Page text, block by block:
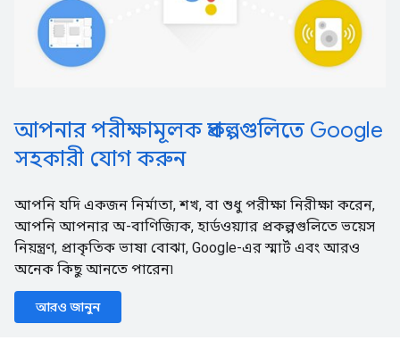
আপনার পরীক্ষামূলক প্রকল্পগুলিতে Google
সহকারী যোগ করুন
আপনি যদি একজন নির্মাতা, শখ, বা শুধু পরীক্ষা নিরীক্ষা করেন,
আপনি আপনার অ-বাণিজ্যিক, হার্ডওয়্যার প্রকল্পগুলিতে ভয়েস
নিয়ন্ত্রণ, প্রাকৃতিক ভাষা বোঝা, Google-এর স্মার্ট এবং আরও
অনেক কিছু আনতে পারেন৷
আরও জানুন